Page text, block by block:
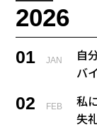
2026
01 JAN
自
バ
02 FEB
私
失